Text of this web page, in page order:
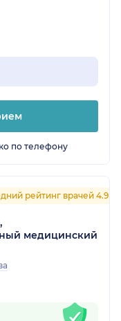
по телефону
рейтинг врачей 4.9
медицинский